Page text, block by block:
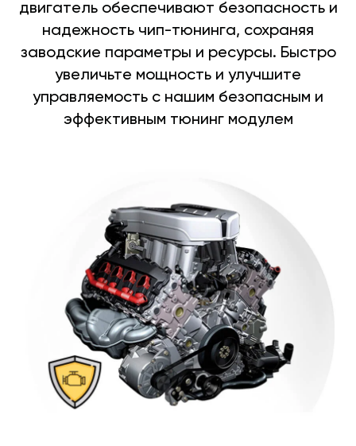
двигатель обеспечивают безопасность и
надежность чип-тюнинга, сохраняя
заводские параметры и ресурсы. Быстро
увеличьте мощность и улучшите
управляемость с нашим безопасным и
эффективным тюнинг модулем